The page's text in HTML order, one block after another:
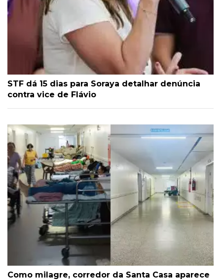
STF dá 15 dias para Soraya detalhar denúncia
contra vice de Flávio
Como milagre, corredor da Santa Casa aparece